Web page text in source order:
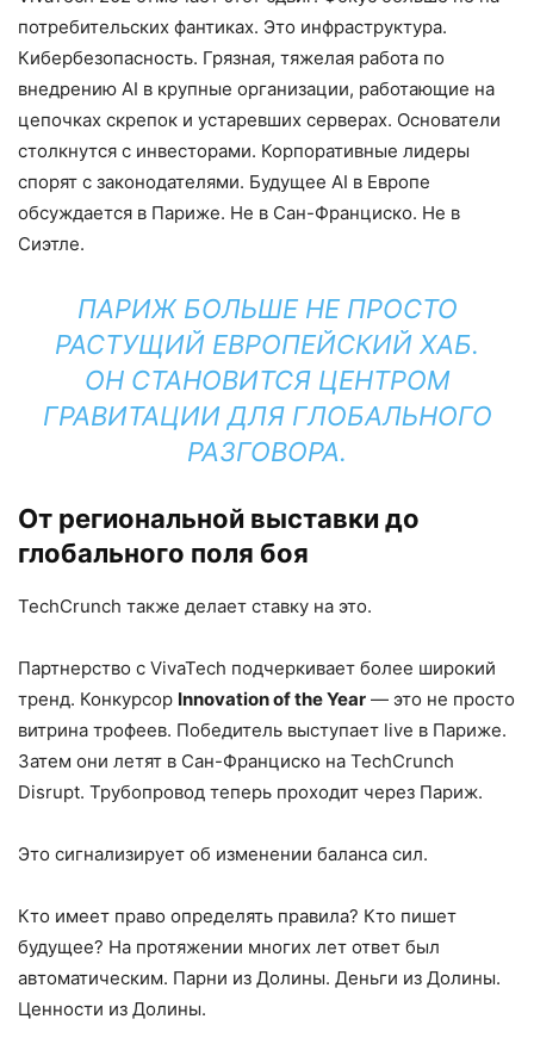
потребительских фантиках. Это инфраструктура.
Кибербезопасность. Грязная, тяжелая работа по
внедрению AI в крупные организации, работающие на
цепочках скрепок и устаревших серверах. Основатели
столкнутся с инвесторами. Корпоративные лидеры
спорят с законодателями. Будущее AI в Европе
обсуждается в Париже. Не в Сан-Франциско. Не в
Сиэтле.
ПАРИЖ БОЛЬШЕ НЕ ПРОСТО
РАСТУЩИЙ ЕВРОПЕЙСКИЙ ХАБ.
ОН СТАНОВИТСЯ ЦЕНТРОМ
ГРАВИТАЦИИ ДЛЯ ГЛОБАЛЬНОГО
РАЗГОВОРА.
От региональной выставки до
глобального поля боя
TechCrunch также делает ставку на это.
Партнерство с VivaTech подчеркивает более широкий
тренд. Конкурсор Innovation of the Year — это не просто
витрина трофеев. Победитель выступает live в Париже.
Затем они летят в Сан-Франциско на TechCrunch
Disrupt. Трубопровод теперь проходит через Париж.
Это сигнализирует об изменении баланса сил.
Кто имеет право определять правила? Кто пишет
будущее? На протяжении многих лет ответ был
автоматическим. Парни из Долины. Деньги из Долины.
Ценности из Долины.